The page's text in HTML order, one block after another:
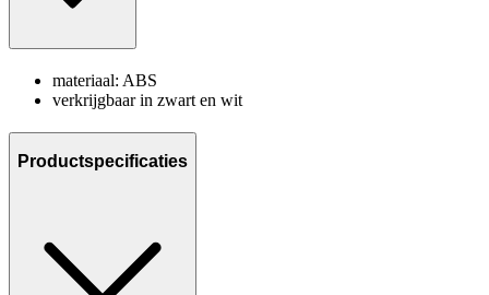
materiaal: ABS
verkrijgbaar in zwart en wit
Productspecificaties